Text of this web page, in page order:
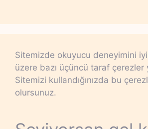
Sitemizde okuyucu deneyimini
üzere bazı üçüncü taraf çerezler
Sitemizi kullandığınızda bu
olursunuz.